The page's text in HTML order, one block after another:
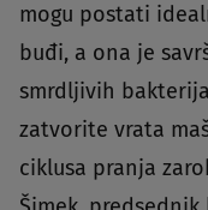
mogu postati
buđi, a ona je
smrdljivih
zatvorite vrata
ciklusa pranja